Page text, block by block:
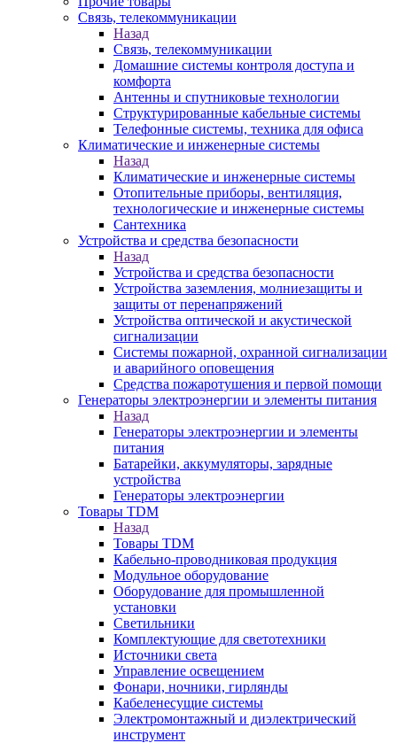
Связь, телекоммуникации
Назад
Связь, телекоммуникации
Домашние системы контроля доступа и
комфорта
Антенны и спутниковые технологии
Структурированные кабельные системы
Телефонные системы, техника для офиса
Климатические и инженерные системы
Назад
Климатические и инженерные системы
Отопительные приборы, вентиляция,
технологические и инженерные системы
Сантехника
Устройства и средства безопасности
Назад
Устройства и средства безопасности
Устройства заземления, молниезащиты и
защиты от перенапряжений
Устройства оптической и акустической
сигнализации
Системы пожарной, охранной сигнализации
и аварийного оповещения
Средства пожаротушения и первой помощи
Генераторы электроэнергии и элементы питания
Назад
Генераторы электроэнергии и элементы
питания
Батарейки, аккумуляторы, зарядные
устройства
Генераторы электроэнергии
Товары TDM
Назад
Товары TDM
Кабельно-проводниковая продукция
Модульное оборудование
Оборудование для промышленной
установки
Светильники
Комплектующие для светотехники
Источники света
Управление освещением
Фонари, ночники, гирлянды
Кабеленесущие системы
Электромонтажный и диэлектрический
инструмент